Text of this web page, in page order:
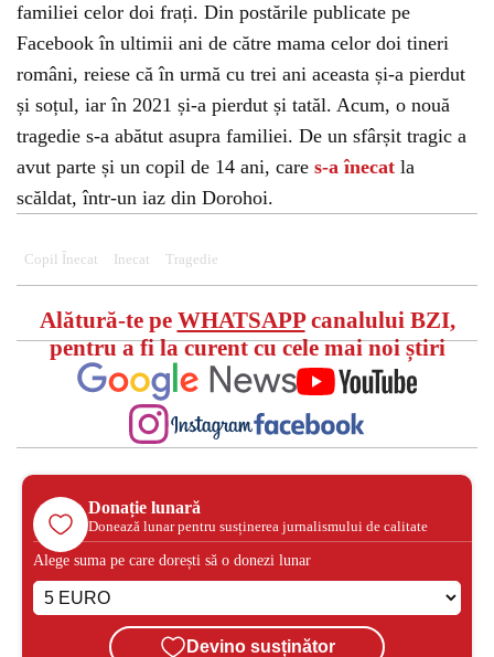
familiei celor doi frați. Din postările publicate pe
Facebook în ultimii ani de către mama celor doi tineri
români, reiese că în urmă cu trei ani aceasta și-a pierdut
și soțul, iar în 2021 și-a pierdut și tatăl. Acum, o nouă
tragedie s-a abătut asupra familiei. De un sfârșit tragic a
avut parte și un copil de 14 ani, care s-a înecat la
scăldat, într-un iaz din Dorohoi.
Copil Înecat Inecat Tragedie
Alătură-te pe WHATSAPPcanalului BZI,
pentru a fi la curent cu cele mai noi știri
Donație lunară
Donează lunar pentru susținerea jurnalismului de calitate
Alege suma pe care dorești să o donezi lunar
Devino susținător